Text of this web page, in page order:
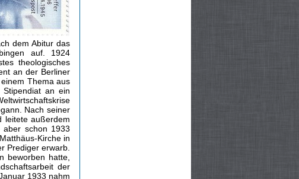
dem Abitur das
auf. 1924
theologisches
an der Berliner
Thema aus
an ein
Nach seiner
leitete außerdem
aber schon 1933
Kirche in
Prediger erwarb.
beworben hatte,
der
1933 nahm